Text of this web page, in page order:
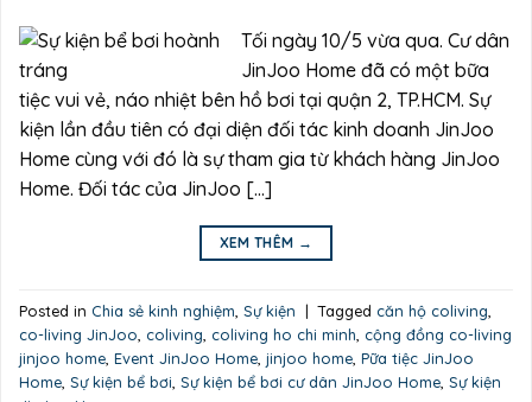
Tối ngày 10/5 vừa qua. Cư dân
JinJoo Home đã có một bữa
tiệc vui vẻ, náo nhiệt bên hồ bơi tại quận 2, TP.HCM. Sự
kiện lần đầu tiên có đại diện đối tác kinh doanh JinJoo
Home cùng với đó là sự tham gia từ khách hàng JinJoo
Home. Đối tác của JinJoo […]
XEM THÊM →
Posted in Chia sẻ kinh nghiệm Sự kiện | Tagged căn hộ coliving
co-living JinJoo coliving coliving ho chi minh cộng đồng co-living
jinjoo home Event JinJoo Home jinjoo home Pữa tiệc JinJoo
Home Sự kiện bể bơi Sự kiện bể bơi cư dân JinJoo Home Sự kiện